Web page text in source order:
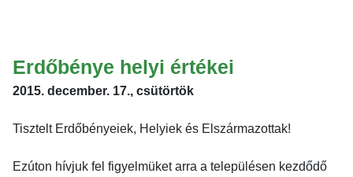
Erdőbénye helyi értékei
2015. december. 17., csütörtök
Tisztelt Erdőbényeiek, Helyiek és Elszármazottak!
Ezúton hívjuk fel figyelmüket arra a településen kezdődő